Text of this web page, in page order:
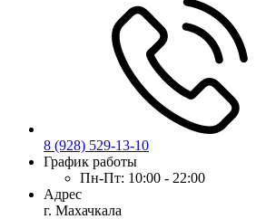
8 (928) 529-13-10
График работы
Пн-Пт: 10:00 - 22:00
Адрес
г. Махачкала